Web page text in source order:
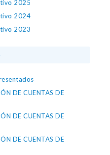
2025
2024
2023
DE CUENTAS DE
DE CUENTAS DE
DE CUENTAS DE